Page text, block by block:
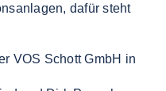
dafür steht
VOS Schott GmbH in